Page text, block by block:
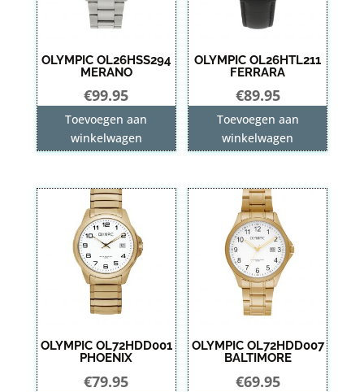
OLYMPIC OL26HSS294
MERANO
€99.95
Toevoegen aan
winkelwagen
OLYMPIC OL26HTL211
FERRARA
€89.95
Toevoegen aan
winkelwagen
OLYMPIC OL72HDD001
PHOENIX
€79.95
OLYMPIC OL72HDD007
BALTIMORE
€69.95